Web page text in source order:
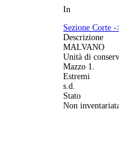
In
Sezione Corte
Descrizione
MALVANO
Unità di
Mazzo 1.
Estremi
s.d.
Stato
Non